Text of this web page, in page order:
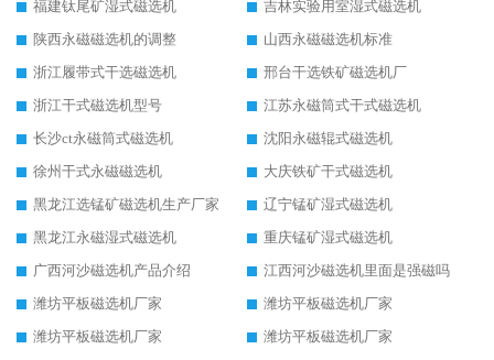
福建钛尾矿湿式磁选机
吉林实验用室湿式磁选机
陕西永磁磁选机的调整
山西永磁磁选机标准
浙江履带式干选磁选机
邢台干选铁矿磁选机厂
浙江干式磁选机型号
江苏永磁筒式干式磁选机
长沙ct永磁筒式磁选机
沈阳永磁辊式磁选机
徐州干式永磁磁选机
大庆铁矿干式磁选机
黑龙江选锰矿磁选机生产厂家
辽宁锰矿湿式磁选机
黑龙江永磁湿式磁选机
重庆锰矿湿式磁选机
广西河沙磁选机产品介绍
江西河沙磁选机里面是强磁吗
潍坊平板磁选机厂家
潍坊平板磁选机厂家
潍坊平板磁选机厂家
潍坊平板磁选机厂家